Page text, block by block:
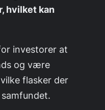
hvilket kan
investorer at
og være
flasker der